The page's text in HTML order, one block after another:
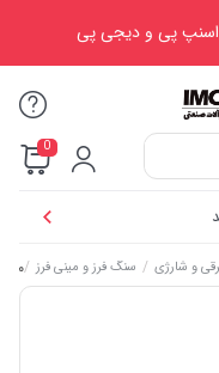
0
و شارژی / سنگ فرز و مینی فرز /مینی